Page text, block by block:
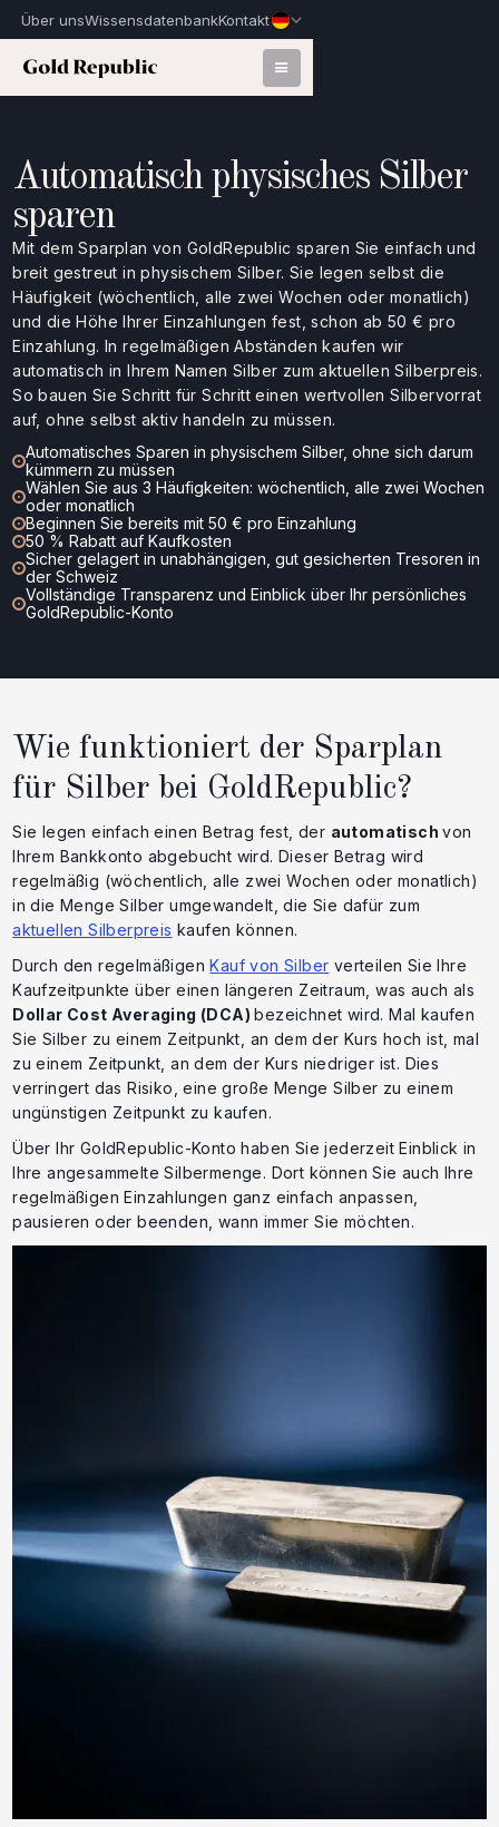
Über unsWissensdatenbankKontakt
Automatisch physisches Silber
sparen
Mit dem Sparplan von GoldRepublic sparen Sie einfach und
breit gestreut in physischem Silber. Sie legen selbst die
Häufigkeit (wöchentlich, alle zwei Wochen oder monatlich)
und die Höhe Ihrer Einzahlungen fest, schon ab 50 € pro
Einzahlung. In regelmäßigen Abständen kaufen wir
automatisch in Ihrem Namen Silber zum aktuellen Silberpreis.
So bauen Sie Schritt für Schritt einen wertvollen Silbervorrat
auf, ohne selbst aktiv handeln zu müssen.
Automatisches Sparen in physischem Silber, ohne sich darum
kümmern zu müssen
Wählen Sie aus 3 Häufigkeiten: wöchentlich, alle zwei Wochen
oder monatlich
Beginnen Sie bereits mit 50 € pro Einzahlung
50 % Rabatt auf Kaufkosten
Sicher gelagert in unabhängigen, gut gesicherten Tresoren in
der Schweiz
Vollständige Transparenz und Einblick über Ihr persönliches
GoldRepublic-Konto
Wie funktioniert der Sparplan
für Silber bei GoldRepublic?
Sie legen einfach einen Betrag fest, der automatischvon
Ihrem Bankkonto abgebucht wird. Dieser Betrag wird
regelmäßig (wöchentlich, alle zwei Wochen oder monatlich)
in die Menge Silber umgewandelt, die Sie dafür zum
aktuellen Silberpreis kaufen können.
Durch den regelmäßigenKauf von Silber verteilen Sie Ihre
Kaufzeitpunkte über einen längeren Zeitraum, was auch als
Dollar Cost Averaging (DCA)bezeichnet wird. Mal kaufen
Sie Silber zu einem Zeitpunkt, an dem der Kurs hoch ist, mal
zu einem Zeitpunkt, an dem der Kurs niedriger ist. Dies
verringert das Risiko, eine große Menge Silber zu einem
ungünstigen Zeitpunkt zu kaufen.
Über Ihr GoldRepublic-Konto haben Sie jederzeit Einblick in
Ihre angesammelte Silbermenge. Dort können Sie auch Ihre
regelmäßigen Einzahlungen ganz einfach anpassen,
pausieren oder beenden, wann immer Sie möchten.